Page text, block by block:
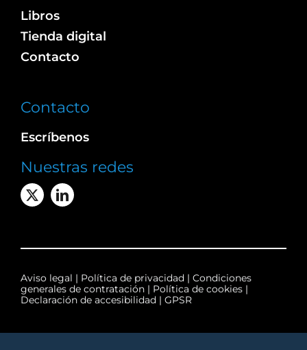
Libros
Tienda digital
Contacto
Contacto
Escríbenos
Nuestras redes
Aviso legal | Política de privacidad | Condiciones
generales de contratación| Política de cookies|
Declaración de accesibilidad | GPSR